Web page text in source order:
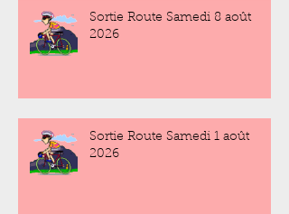
Sortie Route Samedi 8 août
2026
Sortie Route Samedi 1 août
2026